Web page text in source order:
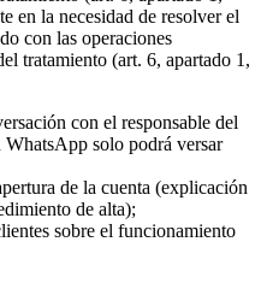
en la necesidad de resolver el
con las operaciones
tratamiento (art. 6, apartado 1,
con el responsable del
WhatsApp solo podrá versar
de la cuenta (explicación
de alta);
sobre el funcionamiento